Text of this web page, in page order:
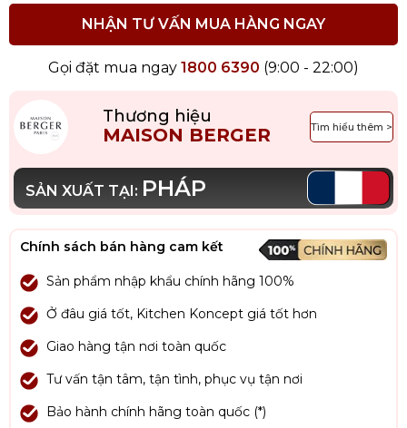
NHẬN TƯ VẤN MUA HÀNG NGAY
Gọi đặt mua ngay 1800 6390 (9:00 - 22:00)
Thương hiệu
MAISON BERGER Tìm hiểu thêm >
SẢN XUẤT TẠI: PHÁP
Chính sách bán hàng cam kết
Sản phẩm nhập khẩu chính hãng 100%
Ở đâu giá tốt, Kitchen Koncept giá tốt hơn
Giao hàng tận nơi toàn quốc
Tư vấn tận tâm, tận tình, phục vụ tận nơi
Bảo hành chính hãng toàn quốc (*)